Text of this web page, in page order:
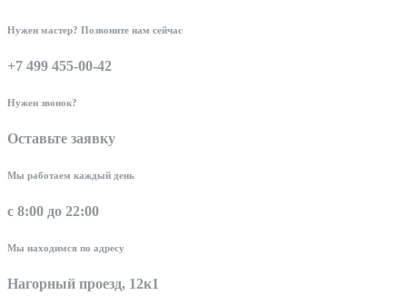
Нужен мастер? Позвоните нам сейчас
+7 499 455-00-42
Нужен звонок?
Оставьте заявку
Мы работаем каждый день
с 8:00 до 22:00
Мы находимся по адресу
Нагорный проезд, 12к1